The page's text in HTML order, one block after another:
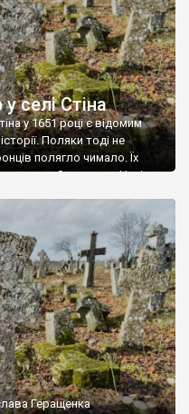
селі Стіна
у 1651 році є відомим
Поляки тоді не
полягло чимало. Їх
Замковим. Нині на
такі, де епітафії стер […]
Геращенка